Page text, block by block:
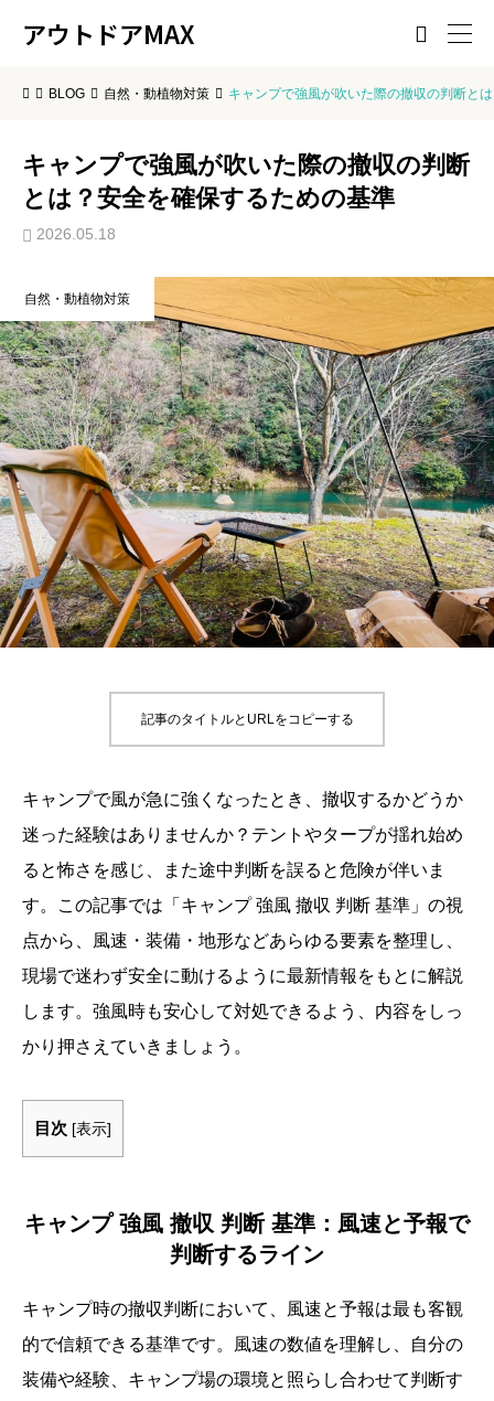
アウトドアMAX 
BLOG 自然・動植物対策 キャンプで強風が吹いた際の撤収の判断と
キャンプで強風が吹いた際の撤収の判断
とは？安全を確保するための基準
2026.05.18
自然・動植物対策
記事のタイトルとURLをコピーする
キャンプで風が急に強くなったとき、撤収するかどうか
迷った経験はありませんか？テントやタープが揺れ始め
ると怖さを感じ、また途中判断を誤ると危険が伴いま
す。この記事では「キャンプ 強風 撤収 判断 基準」の視
点から、風速・装備・地形などあらゆる要素を整理し、
現場で迷わず安全に動けるように最新情報をもとに解説
します。強風時も安心して対処できるよう、内容をしっ
かり押さえていきましょう。
目次 [表示]
キャンプ 強風 撤収 判断 基準：風速と予報で
判断するライン
キャンプ時の撤収判断において、風速と予報は最も客観
的で信頼できる基準です。風速の数値を理解し、自分の
装備や経験、キャンプ場の環境と照らし合わせて判断す